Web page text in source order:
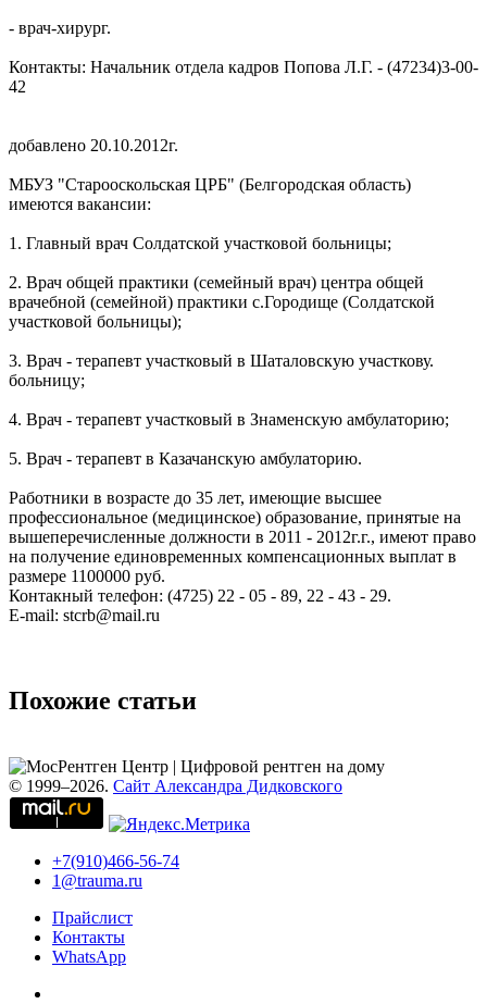
- врач-хирург.
Контакты: Начальник отдела кадров Попова Л.Г. - (47234)3-00-
42
добавлено 20.10.2012г.
МБУЗ "Старооскольская ЦРБ" (Белгородская область)
имеются вакансии:
1. Главный врач Солдатской участковой больницы;
2. Врач общей практики (семейный врач) центра общей
врачебной (семейной) практики с.Городище (Солдатской
участковой больницы);
3. Врач - терапевт участковый в Шаталовскую участкову.
больницу;
4. Врач - терапевт участковый в Знаменскую амбулаторию;
5. Врач - терапевт в Казачанскую амбулаторию.
Работники в возрасте до 35 лет, имеющие высшее
профессиональное (медицинское) образование, принятые на
вышеперечисленные должности в 2011 - 2012г.г., имеют право
на получение единовременных компенсационных выплат в
размере 1100000 руб.
Контакный телефон: (4725) 22 - 05 - 89, 22 - 43 - 29.
E-mail: stcrb@mail.ru
Похожие статьи
© 1999–2026. Сайт Александра Дидковского
+7(910)466-56-74
1@trauma.ru
Прайслист
Контакты
WhatsApp